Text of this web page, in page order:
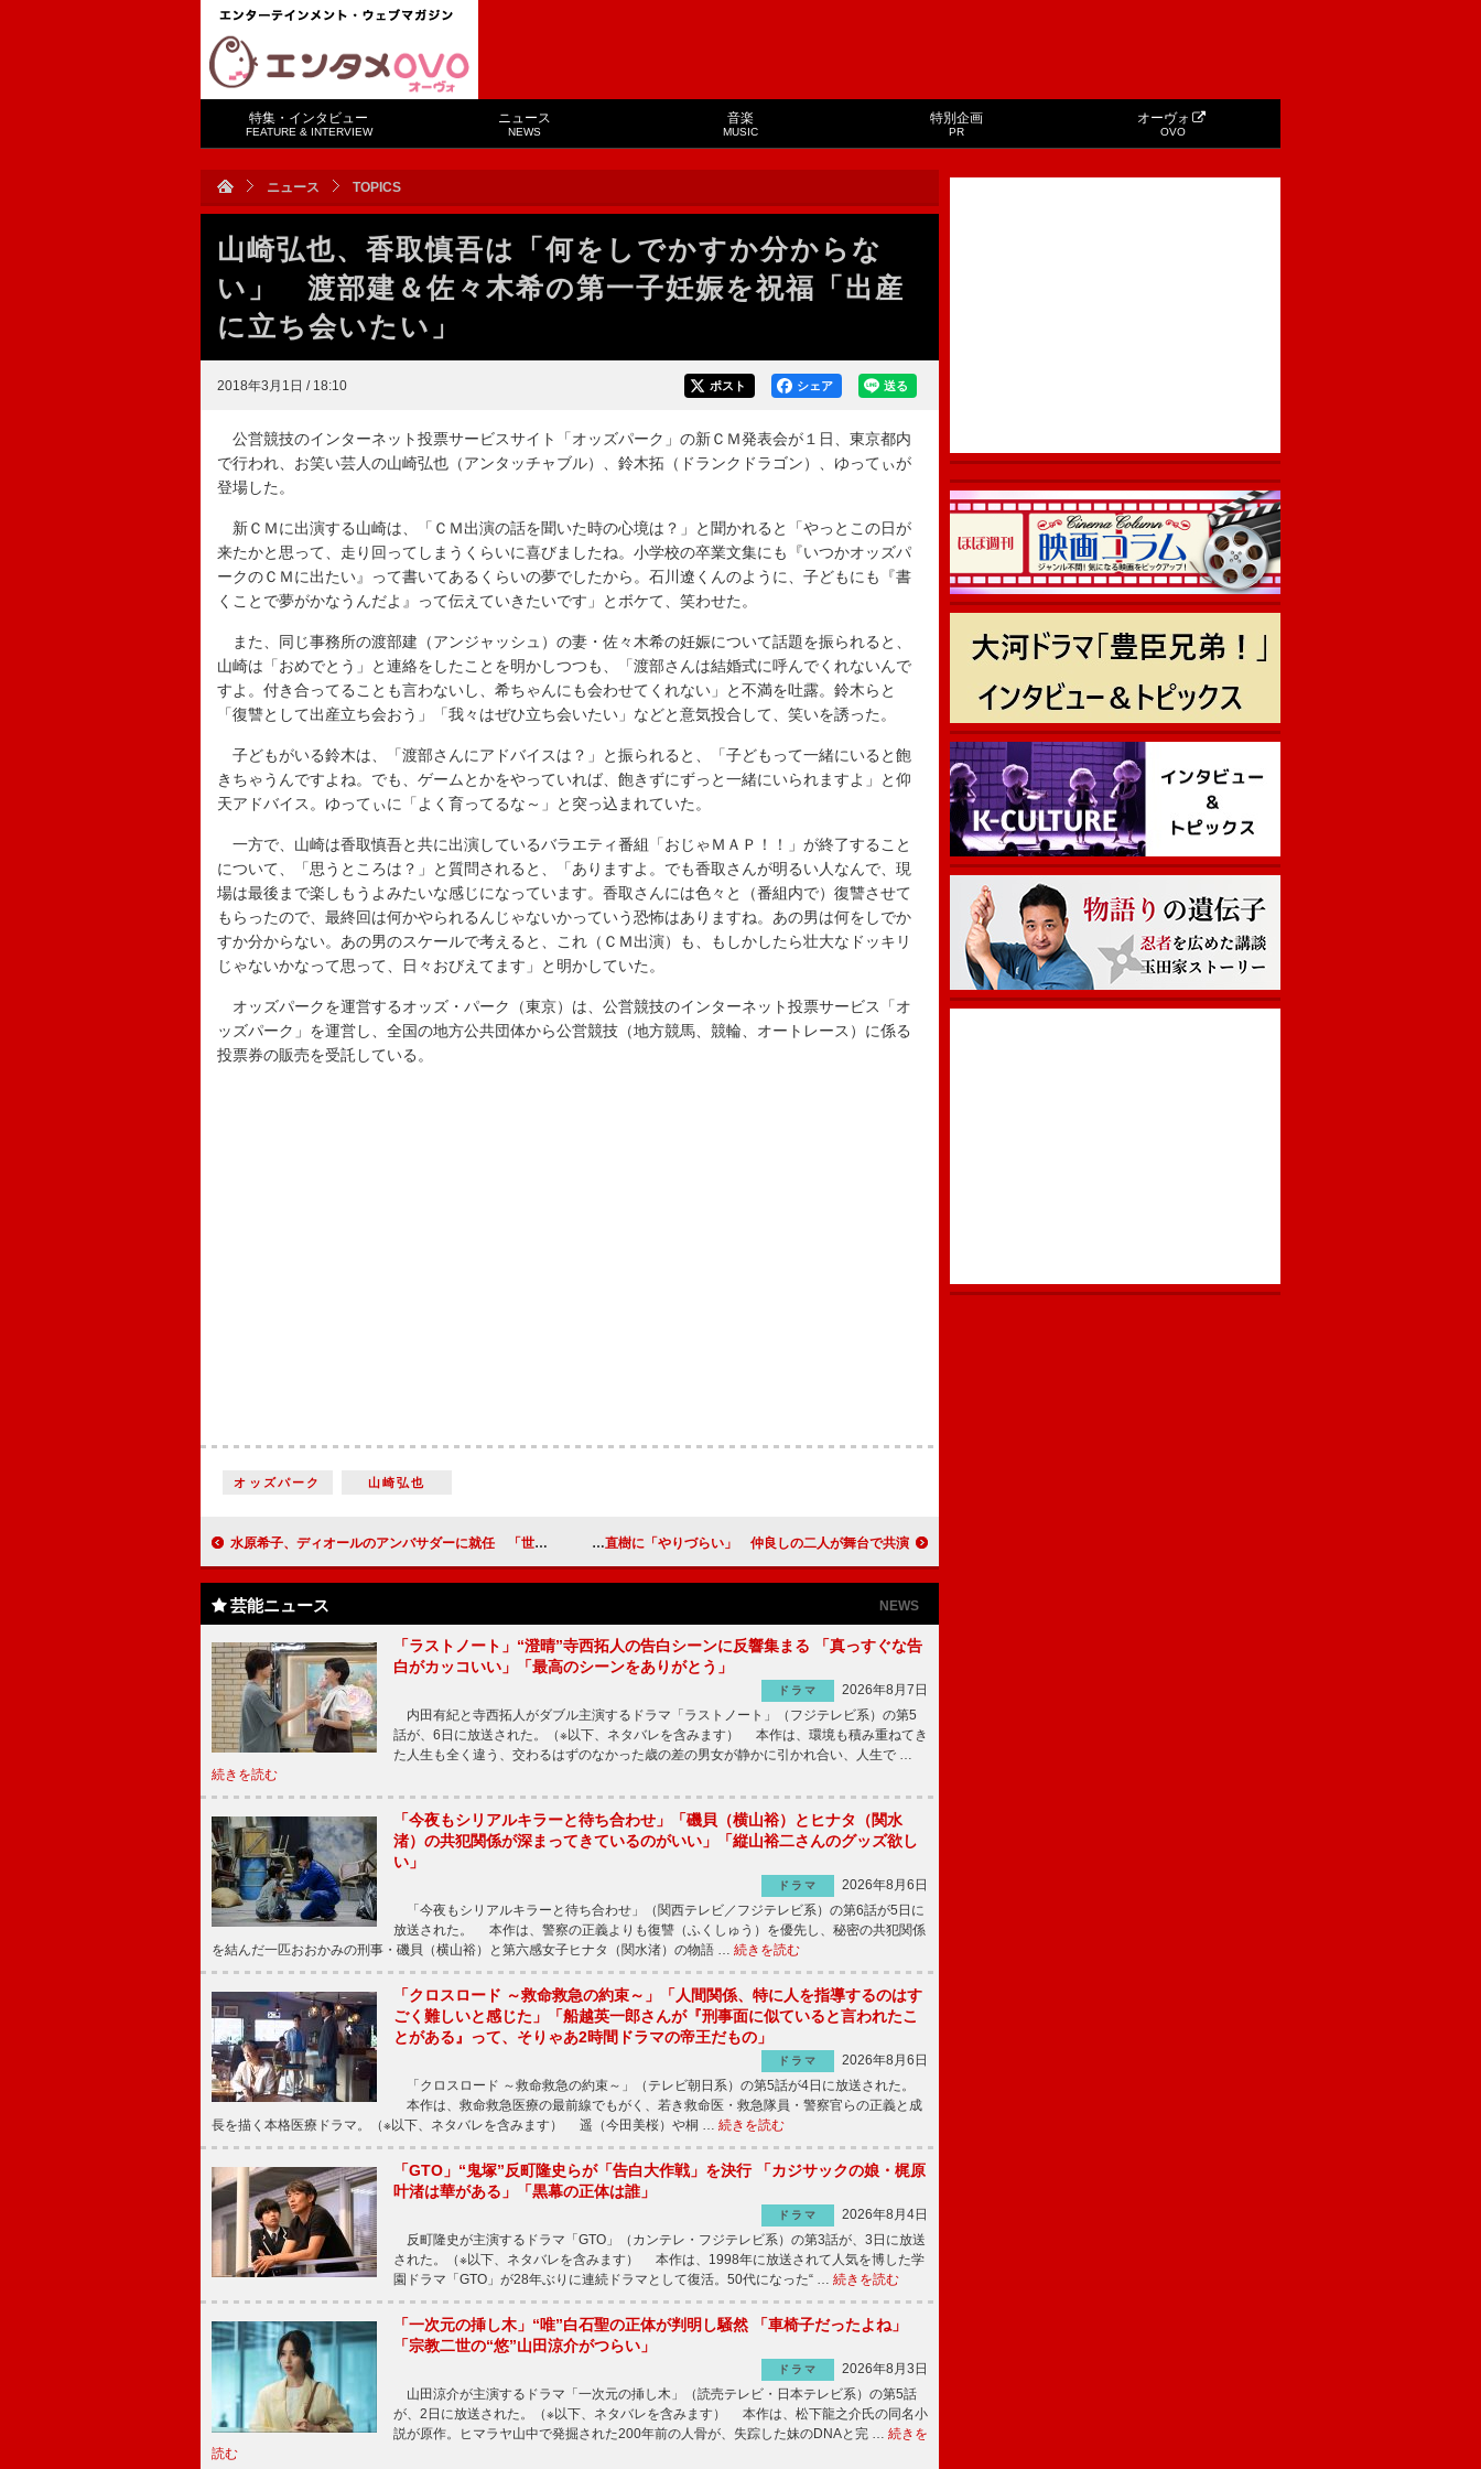
特集・インタビュー
FEATURE & INTERVIEW
ニュース
NEWS
音楽
MUSIC
特別企画
PR
オーヴォ
OVO
ニュース TOPICS
山崎弘也、香取慎吾は「何をしでかすか分からな
い」 渡部建＆佐々木希の第一子妊娠を祝福「出産
に立ち会いたい」
2018年3月1日 / 18:10 送る
シェア
ポスト
公営競技のインターネット投票サービスサイト「オッズパーク」の新ＣＭ発表会が１日、東京都内
で行われ、お笑い芸人の山崎弘也（アンタッチャブル）、鈴木拓（ドランクドラゴン）、ゆってぃが
登場した。
新ＣＭに出演する山崎は、「ＣＭ出演の話を聞いた時の心境は？」と聞かれると「やっとこの日が
来たかと思って、走り回ってしまうくらいに喜びましたね。小学校の卒業文集にも『いつかオッズパ
ークのＣＭに出たい』って書いてあるくらいの夢でしたから。石川遼くんのように、子どもにも『書
くことで夢がかなうんだよ』って伝えていきたいです」とボケて、笑わせた。
また、同じ事務所の渡部建（アンジャッシュ）の妻・佐々木希の妊娠について話題を振られると、
山崎は「おめでとう」と連絡をしたことを明かしつつも、「渡部さんは結婚式に呼んでくれないんで
すよ。付き合ってることも言わないし、希ちゃんにも会わせてくれない」と不満を吐露。鈴木らと
「復讐として出産立ち会おう」「我々はぜひ立ち会いたい」などと意気投合して、笑いを誘った。
子どもがいる鈴木は、「渡部さんにアドバイスは？」と振られると、「子どもって一緒にいると飽
きちゃうんですよね。でも、ゲームとかをやっていれば、飽きずにずっと一緒にいられますよ」と仰
天アドバイス。ゆってぃに「よく育ってるな～」と突っ込まれていた。
一方で、山崎は香取慎吾と共に出演しているバラエティ番組「おじゃＭＡＰ！！」が終了すること
について、「思うところは？」と質問されると、「ありますよ。でも香取さんが明るい人なんで、現
場は最後まで楽しもうよみたいな感じになっています。香取さんには色々と（番組内で）復讐させて
もらったので、最終回は何かやられるんじゃないかっていう恐怖はありますね。あの男は何をしでか
すか分からない。あの男のスケールで考えると、これ（ＣＭ出演）も、もしかしたら壮大なドッキリ
じゃないかなって思って、日々おびえてます」と明かしていた。
オッズパークを運営するオッズ・パーク（東京）は、公営競技のインターネット投票サービス「オ
ッズパーク」を運営し、全国の地方公共団体から公営競技（地方競馬、競輪、オートレース）に係る
投票券の販売を受託している。
オッズパーク 山崎弘也
水原希子、ディオールのアンバサダーに就任 「世界中にそのスピリットを伝えていきたい」 観月ありさが又吉直樹に「やりづらい」 仲良しの二人が舞台で共演
芸能ニュース NEWS
「ラストノート」“澄晴”寺西拓人の告白シーンに反響集まる 「真っすぐな告
白がカッコいい」「最高のシーンをありがとう」
ドラマ
2026年8月7日
内田有紀と寺西拓人がダブル主演するドラマ「ラストノート」（フジテレビ系）の第5
話が、6日に放送された。（※以下、ネタバレを含みます） 本作は、環境も積み重ねてき
た人生も全く違う、交わるはずのなかった歳の差の男女が静かに引かれ合い、人生で …
続きを読む
「今夜もシリアルキラーと待ち合わせ」「磯貝（横山裕）とヒナタ（関水
渚）の共犯関係が深まってきているのがいい」「縦山裕二さんのグッズ欲し
い」
ドラマ
2026年8月6日
「今夜もシリアルキラーと待ち合わせ」（関西テレビ／フジテレビ系）の第6話が5日に
放送された。 本作は、警察の正義よりも復讐（ふくしゅう）を優先し、秘密の共犯関係
を結んだ一匹おおかみの刑事・磯貝（横山裕）と第六感女子ヒナタ（関水渚）の物語 … 続きを読む
「クロスロード ～救命救急の約束～」「人間関係、特に人を指導するのはす
ごく難しいと感じた」「船越英一郎さんが『刑事面に似ていると言われたこ
とがある』って、そりゃあ2時間ドラマの帝王だもの」
ドラマ
2026年8月6日
「クロスロード ～救命救急の約束～」（テレビ朝日系）の第5話が4日に放送された。
本作は、救命救急医療の最前線でもがく、若き救命医・救急隊員・警察官らの正義と成
長を描く本格医療ドラマ。（※以下、ネタバレを含みます） 遥（今田美桜）や桐 … 続きを読む
「GTO」“鬼塚”反町隆史らが「告白大作戦」を決行 「カジサックの娘・梶原
叶渚は華がある」「黒幕の正体は誰」
ドラマ
2026年8月4日
反町隆史が主演するドラマ「GTO」（カンテレ・フジテレビ系）の第3話が、3日に放送
された。（※以下、ネタバレを含みます） 本作は、1998年に放送されて人気を博した学
園ドラマ「GTO」が28年ぶりに連続ドラマとして復活。50代になった“ … 続きを読む
「一次元の挿し木」“唯”白石聖の正体が判明し騒然 「車椅子だったよね」
「宗教二世の“悠”山田涼介がつらい」
ドラマ
2026年8月3日
山田涼介が主演するドラマ「一次元の挿し木」（読売テレビ・日本テレビ系）の第5話
が、2日に放送された。（※以下、ネタバレを含みます） 本作は、松下龍之介氏の同名小
説が原作。ヒマラヤ山中で発掘された200年前の人骨が、失踪した妹のDNAと完 … 続きを
読む